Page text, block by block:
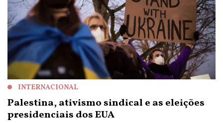
INTERNACIONAL
Palestina, ativismo sindical e as eleições
presidenciais dos EUA